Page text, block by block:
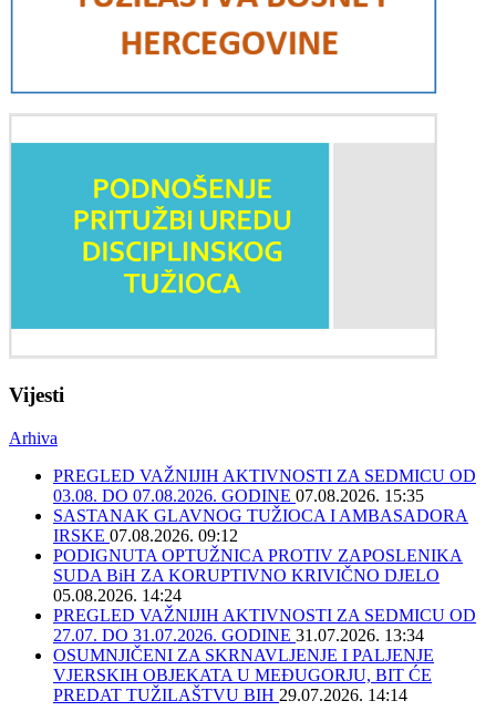
Vijesti
Arhiva
PREGLED VAŽNIJIH AKTIVNOSTI ZA SEDMICU OD
03.08. DO 07.08.2026. GODINE 07.08.2026. 15:35
SASTANAK GLAVNOG TUŽIOCA I AMBASADORA
IRSKE 07.08.2026. 09:12
PODIGNUTA OPTUŽNICA PROTIV ZAPOSLENIKA
SUDA BiH ZA KORUPTIVNO KRIVIČNO DJELO
05.08.2026. 14:24
PREGLED VAŽNIJIH AKTIVNOSTI ZA SEDMICU OD
27.07. DO 31.07.2026. GODINE 31.07.2026. 13:34
OSUMNJIČENI ZA SKRNAVLJENJE I PALJENJE
VJERSKIH OBJEKATA U MEĐUGORJU, BIT ĆE
PREDAT TUŽILAŠTVU BIH 29.07.2026. 14:14